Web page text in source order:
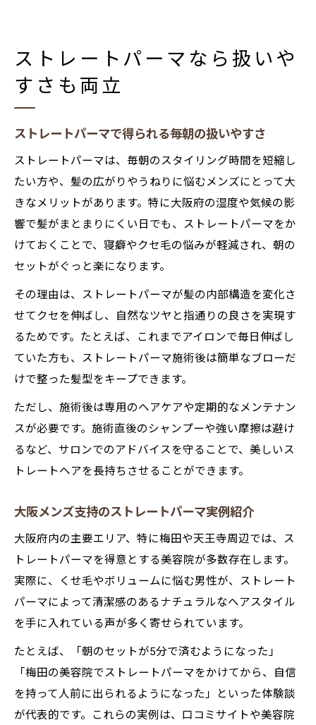
ストレートパーマなら扱いや
すさも両立
ストレートパーマで得られる毎朝の扱いやすさ
ストレートパーマは、毎朝のスタイリング時間を短縮し
たい方や、髪の広がりやうねりに悩むメンズにとって大
きなメリットがあります。特に大阪府の湿度や気候の影
響で髪がまとまりにくい日でも、ストレートパーマをか
けておくことで、寝癖やクセ毛の悩みが軽減され、朝の
セットがぐっと楽になります。
その理由は、ストレートパーマが髪の内部構造を変化さ
せてクセを伸ばし、自然なツヤと指通りの良さを実現す
るためです。たとえば、これまでアイロンで毎日伸ばし
ていた方も、ストレートパーマ施術後は簡単なブローだ
けで整った髪型をキープできます。
ただし、施術後は専用のヘアケアや定期的なメンテナン
スが必要です。施術直後のシャンプーや強い摩擦は避け
るなど、サロンでのアドバイスを守ることで、美しいス
トレートヘアを長持ちさせることができます。
大阪メンズ支持のストレートパーマ実例紹介
大阪府内の主要エリア、特に梅田や天王寺周辺では、ス
トレートパーマを得意とする美容院が多数存在します。
実際に、くせ毛やボリュームに悩む男性が、ストレート
パーマによって清潔感のあるナチュラルなヘアスタイル
を手に入れている声が多く寄せられています。
たとえば、「朝のセットが5分で済むようになった」
「梅田の美容院でストレートパーマをかけてから、自信
を持って人前に出られるようになった」といった体験談
が代表的です。これらの実例は、口コミサイトや美容院